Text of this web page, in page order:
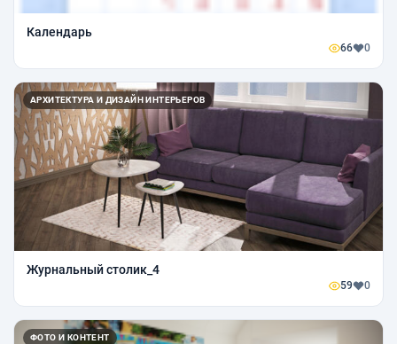
Календарь
66 0
АРХИТЕКТУРА И ДИЗАЙН ИНТЕРЬЕРОВ
Журнальный столик_4
59 0
ФОТО И КОНТЕНТ